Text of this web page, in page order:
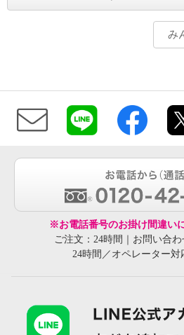
み
※お電話番号のお掛け間違い
ご注文：24時間｜お問い合
24時間／オペレーター対